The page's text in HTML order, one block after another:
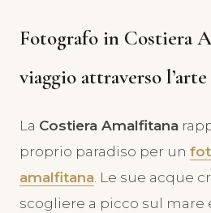
Fotografo in Costiera
viaggio attraverso
La Costiera Amalfitana
proprio paradiso per un
amalfitana. Le sue acque
scogliere a picco sul mare